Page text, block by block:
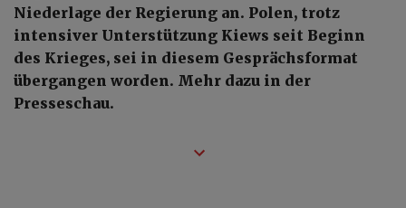
Niederlage der Regierung an. Polen, trotz
intensiver Unterstützung Kiews seit Beginn
des Krieges, sei in diesem Gesprächsformat
übergangen worden. Mehr dazu in der
Presseschau.